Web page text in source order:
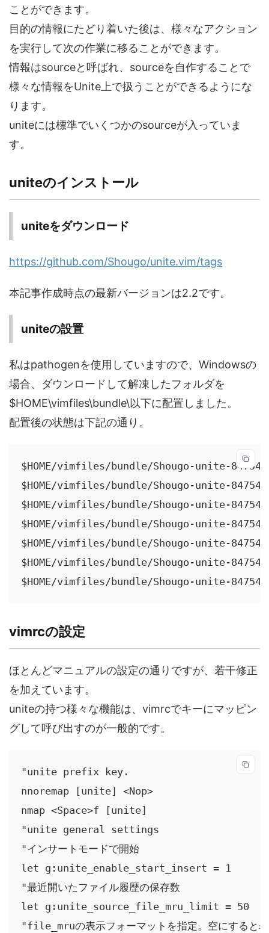
ことができます。
目的の情報にたどり着いた後は、様々なアクション
を実行して次の作業に移ることができます。
情報はsourceと呼ばれ、sourceを自作することで
様々な情報をUnite上で扱うことができるようにな
ります。
uniteには標準でいくつかのsourceが入っていま
す。
uniteのインストール
uniteをダウンロード
https://github.com/Shougo/unite.vim/tags
本記事作成時点の最新バージョンは2.2です。
uniteの設置
私はpathogenを使用していますので、Windowsの
場合、ダウンロードして解凍したフォルダを
$HOME\vimfiles\bundle\以下に配置しました。
配置後の状態は下記の通り。
$HOME/vimfiles/bundle/Shougo-unite-
$HOME/vimfiles/bundle/Shougo-unite-
$HOME/vimfiles/bundle/Shougo-unite-
$HOME/vimfiles/bundle/Shougo-unite-
$HOME/vimfiles/bundle/Shougo-unite-
$HOME/vimfiles/bundle/Shougo-unite-
$HOME/vimfiles/bundle/Shougo-unite-8475439/
vimrcの設定
ほとんどマニュアルの設定の通りですが、若干修正
を加えています。
uniteの持つ様々な機能は、vimrcでキーにマッピン
グして呼び出すのが一般的です。
"unite prefix key.
nnoremap [unite] <Nop>
nmap <Space>f [unite]
"unite general settings
"インサートモードで開始
let g:unite_enable_start_insert = 1
"最近開いたファイル履歴の保存数
let g:unite_source_file_mru_limit = 50
"file_mruの表示フォーマットを指定。空にすると